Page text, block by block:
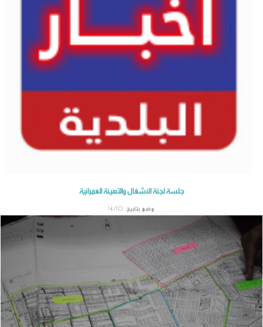
جلسة لجنة الأشغال والتهيئة العمرانية